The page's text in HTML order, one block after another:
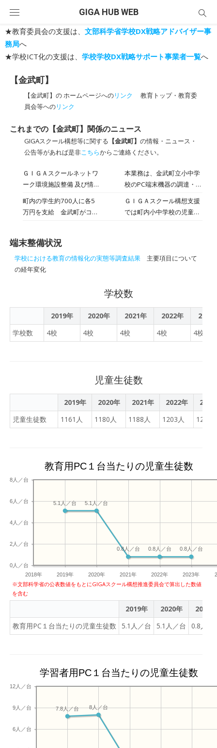
content
GIGA HUB WEB
★教育委員会の支援は、 文部科学省学校DX戦略アドバイザー事
務局へ
★学校ICT化の支援は、 学校学校DX戦略サポート事業者一覧へ
【金武町】
【金武町】の ホームページへのリンク
教育トップ・教育委
員会等へのリンク
これまでの【金武町】関係のニュース
GIGAスクール構想等に関する 【金武町】 の情報・ニュース・
公告等があれば是非こちらからご連絡ください。
ＧＩＧＡスクールネットワ
ーク環境施設整備 及び情報
る公募型プロポーザルの実
施について(参加意思表
本業務は、金武町立小中学
校のPC端末機器の調達・配
管庫の調達・設置・設定・
校内LAN設置を行うもので
置も実施する。
町内の学生約700人に各5
万円を支給 金武町がコロ
ＧＩＧＡスクール構想支援
では町内小中学校の児童生
上した。
端末整備状況
学校における教育の情報化の実態等調査結果 主要項目について
の経年変化
学校数
2019年 2020年 2021年 2022年
2023
学校数
4校 4校 4校 4校 4校
児童生徒数
2019年 2020年 2021年 2022年
2023
児童生徒数
1161人 1180人 1188人 1203人 1202
教育用PC１台当たりの児童生徒数
2018年 2019年 2020年 2021年 2022年 2023年
0人／台
2人／台
4人／台
6人／台
8人／台
0.8人／台
0.8人／台
0.8人／台
5.1人／台
5.1人／台
※文部科学省の公表数値をもとにGIGAスクール構想推進委員会で算出した数値
を含む
2019年 2020年
2021年
教育用PC１台当たりの児童生徒数
5.1人／台 5.1人／台 0.8人／
学習者用PC１台当たりの児童生徒数
6人／台
9人／台
12人／台
8人／台
7.8人／台